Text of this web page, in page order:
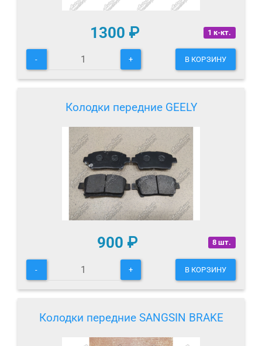
1 к-кт.
1300 ₽
- + В КОРЗИНУ
Колодки передние GEELY
8 шт.
900 ₽
- + В КОРЗИНУ
Колодки передние SANGSIN BRAKE